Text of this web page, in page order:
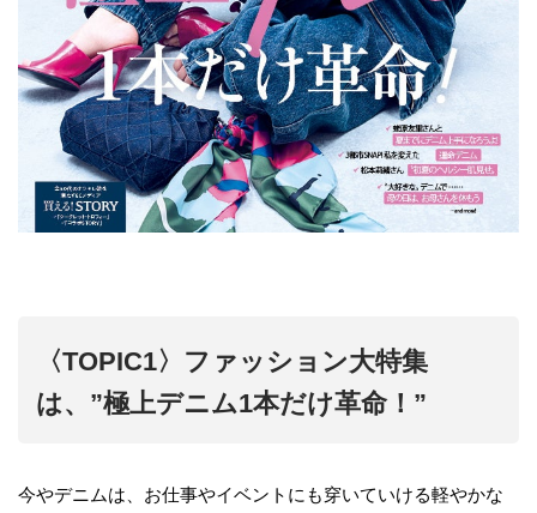
〈TOPIC1〉ファッション大特集
は、”極上デニム1本だけ革命！”
今やデニムは、お仕事やイベントにも穿いていける軽やかな